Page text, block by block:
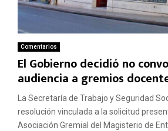
Comentarios
El Gobierno decidió no
audiencia a gremios
La Secretaría de Trabajo y Seguridad
resolución vinculada a la solicitud
Asociación Gremial del Magisterio de